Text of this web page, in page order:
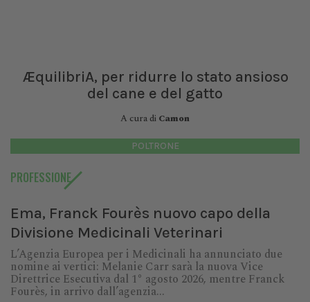
ÆquilibriA, per ridurre lo stato ansioso
del cane e del gatto
A cura di Camon
POLTRONE
PROFESSIONE
Ema, Franck Fourès nuovo capo della
Divisione Medicinali Veterinari
L’Agenzia Europea per i Medicinali ha annunciato due
nomine ai vertici: Melanie Carr sarà la nuova Vice
Direttrice Esecutiva dal 1° agosto 2026, mentre Franck
Fourès, in arrivo dall’agenzia...